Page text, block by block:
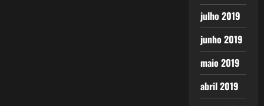
julho 2019
junho 2019
maio 2019
abril 2019